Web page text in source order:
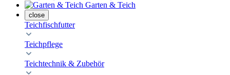
Garten & Teich
close
Teichfischfutter
Teichpflege
Teichtechnik & Zubehör